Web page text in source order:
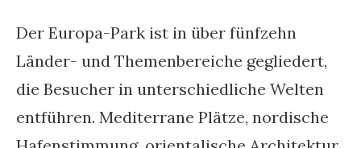
Der Europa-Park ist in über fünfzehn
Länder- und Themenbereiche gegliedert,
die Besucher in unterschiedliche Welten
entführen. Mediterrane Plätze, nordische